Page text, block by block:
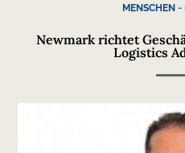
MENSCHEN -
Newmark richtet
Logistics